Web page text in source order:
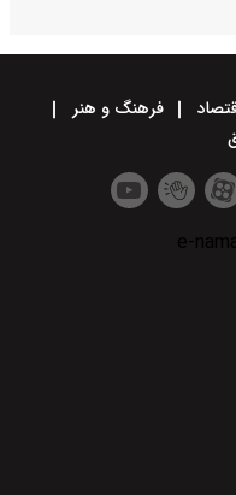
فرهنگ و هنر